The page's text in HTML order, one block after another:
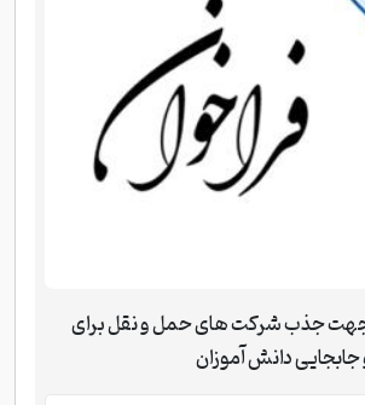
جذب شرکت های حمل و نقل برای
دانش آموزان